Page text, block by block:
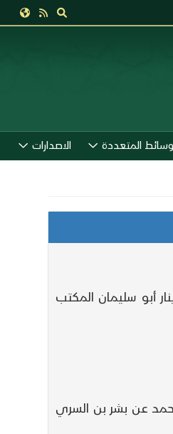
المتعددة الاصدارات
أبو سليمان المكتب
محمد عن بشر بن السري